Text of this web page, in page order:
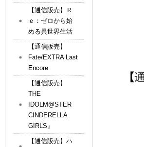
【通信販売】Ｒ
ｅ：ゼロから始
める異世界生活
【通信販売】
Fate/EXTRA Last
Encore
【通信販売】
THE
IDOLM@STER
CINDERELLA
GIRLS』
【通信販売】ハ